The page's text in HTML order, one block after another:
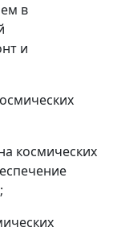
в
и
космических